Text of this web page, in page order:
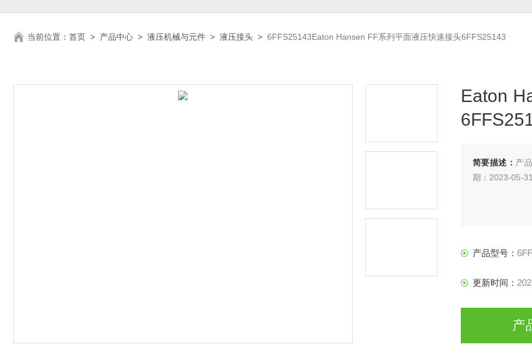
当前位置： 首页 > 产品中心 > 液压机械与元件 > 液压接头 > 6FFS25143Eaton Hansen FF系列平面液压快速接头6FFS25143
Eaton
简要描述： 产
期：2023-05-31
产品型号：
更新时间：
产